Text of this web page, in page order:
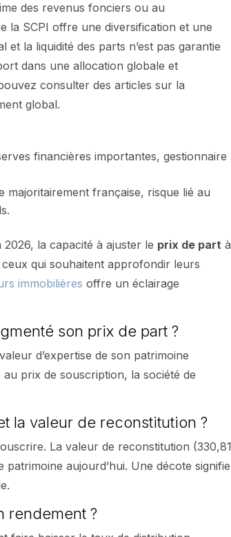
des revenus fonciers ou au
la SCPI offre une diversification et une
la liquidité des parts n’est pas garantie
dans une allocation globale et
consulter des articles sur la
global.
financières importantes, gestionnaire
majoritairement française, risque lié au
la capacité à ajuster le prix de part à
qui souhaitent approfondir leurs
immobilières offre un éclairage
son prix de part ?
d’expertise de son patrimoine
prix de souscription, la société de
la valeur de reconstitution ?
La valeur de reconstitution (330,81
aujourd’hui. Une décote signifie
rendement ?